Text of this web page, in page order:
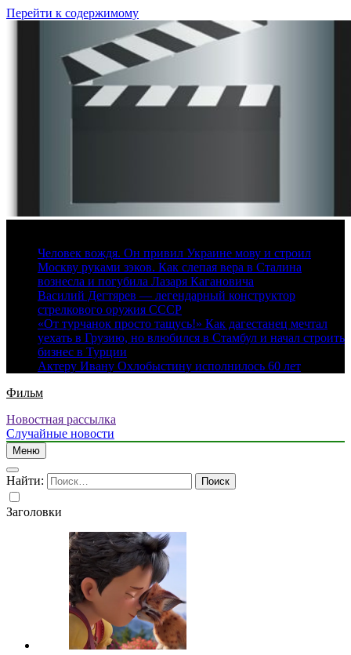
Перейти к содержимому
Человек вождя. Он привил Украине мову и строил
Москву руками зэков. Как слепая вера в Сталина
вознесла и погубила Лазаря Кагановича
Василий Дегтярев — легендарный конструктор
стрелкового оружия СССР
«От турчанок просто тащусь!» Как дагестанец мечтал
уехать в Грузию, но влюбился в Стамбул и начал строить
бизнес в Турции
Актеру Ивану Охлобыстину исполнилось 60 лет
Фильм
Новостная рассылка
Случайные новости
Меню
Найти:
Заголовки